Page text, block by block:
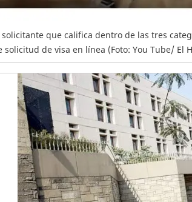
solicitante que califica dentro de las tres
solicitud de visa en línea (Foto: You Tube/ El